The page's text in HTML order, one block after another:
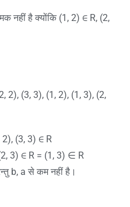
नहीं है क्योंकि (1, 2) ∈ R, (2,
2), (3, 3), (1, 2), (1, 3), (2,
2), (3, 3) ∈ R
3) ∈ R = (1, 3) ∈ R
b, a से कम नहीं है।